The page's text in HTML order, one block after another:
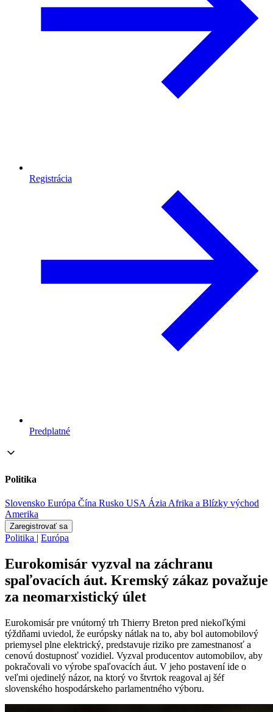
Registrácia
Predplatné
Politika
Slovensko Európa Čína Rusko USA ÁziaAfrika a Blízky východ
Amerika
Zaregistrovať sa
Politika | Európa
Eurokomisár vyzval na záchranu
spaľovacích áut. Kremský zákaz považuje
za neomarxistický úlet
Eurokomisár pre vnútorný trh Thierry Breton pred niekoľkými
týždňami uviedol, že európsky nátlak na to, aby bol automobilový
priemysel plne elektrický, predstavuje riziko pre zamestnanosť a
cenovú dostupnosť vozidiel. Vyzval producentov automobilov, aby
pokračovali vo výrobe spaľovacích áut. V jeho postavení ide o
veľmi ojedinelý názor, na ktorý vo štvrtok reagoval aj šéf
slovenského hospodárskeho parlamentného výboru.